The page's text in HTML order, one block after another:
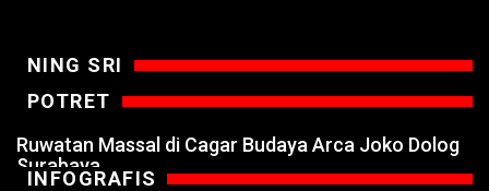
NING SRI
POTRET
Ruwatan Massal di Cagar Budaya Arca Joko Dolog
Surabaya
INFOGRAFIS